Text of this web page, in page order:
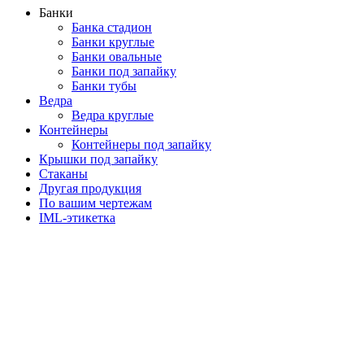
Банки
Банка стадион
Банки круглые
Банки овальные
Банки под запайку
Банки тубы
Ведра
Ведра круглые
Контейнеры
Контейнеры под запайку
Крышки под запайку
Стаканы
Другая продукция
По вашим чертежам
IML-этикетка